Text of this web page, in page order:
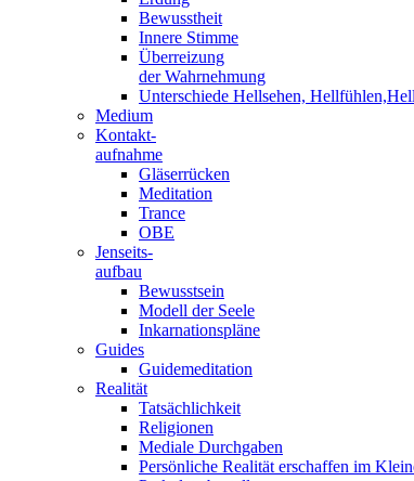
Bewusstheit
Innere Stimme
Überreizung
der Wahrnehmung
Unterschiede Hellsehen,
Medium
Kontakt-
aufnahme
Gläserrücken
Meditation
Trance
OBE
Jenseits-
aufbau
Bewusstsein
Modell der Seele
Inkarnationspläne
Guides
Guidemeditation
Realität
Tatsächlichkeit
Religionen
Mediale Durchgaben
Persönliche Realität erschaffen im